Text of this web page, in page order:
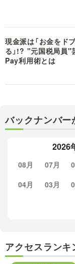
現金派は「お金をド
る」!? "元国税局員"
Pay利用術とは
バックナンバー
2026
08月 07月
04月
03月
アクセスランキ